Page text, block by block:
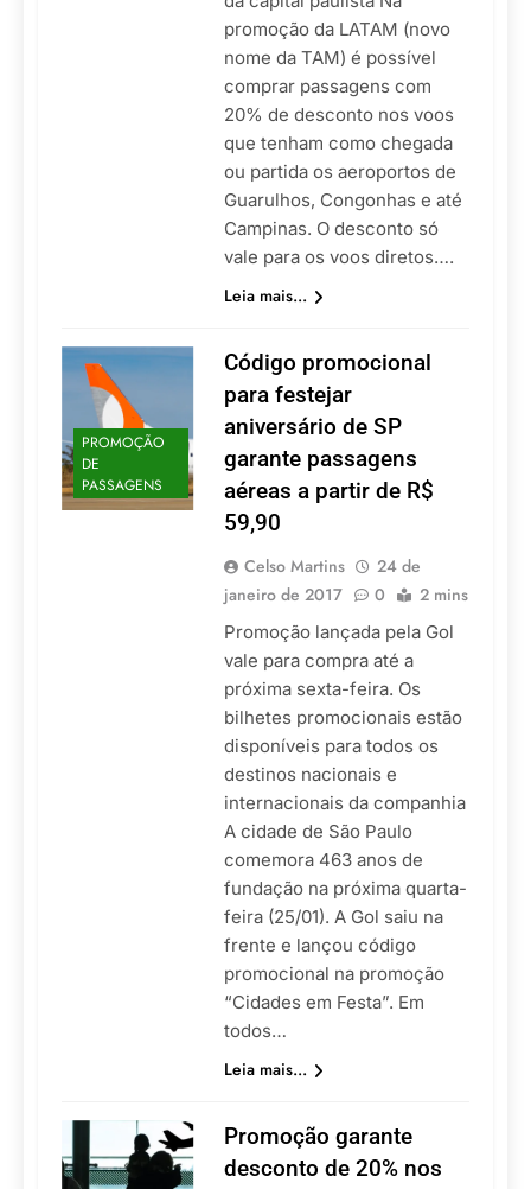
promoção da LATAM (novo
nome da TAM) é possível
comprar passagens com
20% de desconto nos voos
que tenham como chegada
ou partida os aeroportos de
Guarulhos, Congonhas e até
Campinas. O desconto só
vale para os voos diretos….
Leia mais...
PROMOÇÃO
DE
PASSAGENS
Código promocional
para festejar
aniversário de SP
garante passagens
aéreas a partir de R$
59,90
Celso Martins
24 de
janeiro de 2017
0 2 mins
Promoção lançada pela Gol
vale para compra até a
próxima sexta-feira. Os
bilhetes promocionais estão
disponíveis para todos os
destinos nacionais e
internacionais da companhia
A cidade de São Paulo
comemora 463 anos de
fundação na próxima quarta-
feira (25/01). A Gol saiu na
frente e lançou código
promocional na promoção
“Cidades em Festa”. Em
todos…
Leia mais...
Promoção garante
desconto de 20% nos